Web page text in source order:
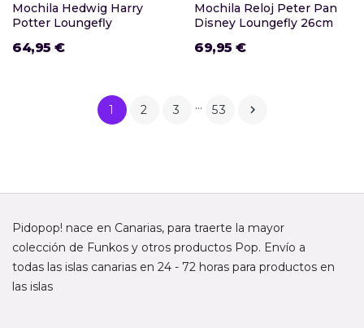
Mochila Hedwig Harry
Potter Loungefly
64,95 €
Mochila Reloj Peter Pan
Disney Loungefly 26cm
69,95 €
1 2 3 … 53 
Pidopop! nace en Canarias, para traerte la mayor
colección de Funkos y otros productos Pop. Envío a
todas las islas canarias en 24 - 72 horas para productos en
las islas